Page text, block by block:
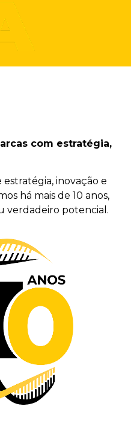
com estratégia,
inovação e
há mais de 10 anos,
verdadeiro potencial.